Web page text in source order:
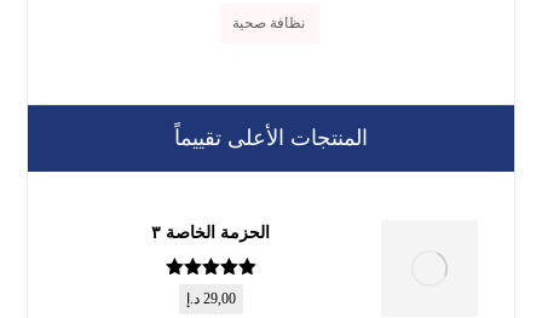
نظافة صحية
المنتجات الأعلى تقييماً
الحزمة الخاصة ٣
تم التقييم
من 5
29,00 د.إ